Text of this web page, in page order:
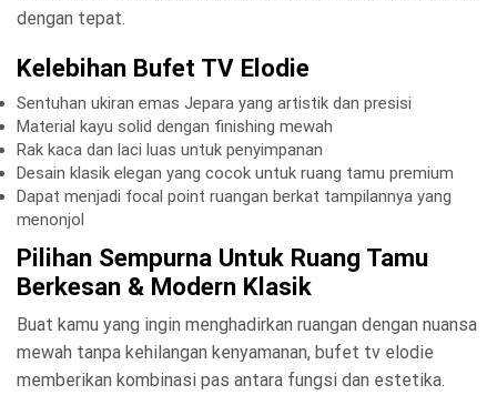
dengan tepat.
Kelebihan Bufet TV Elodie
Sentuhan ukiran emas Jepara yang artistik dan presisi
Material kayu solid dengan finishing mewah
Rak kaca dan laci luas untuk penyimpanan
Desain klasik elegan yang cocok untuk ruang tamu premium
Dapat menjadi focal point ruangan berkat tampilannya yang
menonjol
Pilihan Sempurna Untuk Ruang Tamu
Berkesan & Modern Klasik
Buat kamu yang ingin menghadirkan ruangan dengan nuansa
mewah tanpa kehilangan kenyamanan, bufet tv elodie
memberikan kombinasi pas antara fungsi dan estetika.